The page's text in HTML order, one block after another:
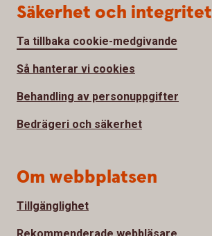
Säkerhet och integritet
Ta tillbaka cookie-medgivande
Så hanterar vi cookies
Behandling av personuppgifter
Bedrägeri och säkerhet
Om webbplatsen
Tillgänglighet